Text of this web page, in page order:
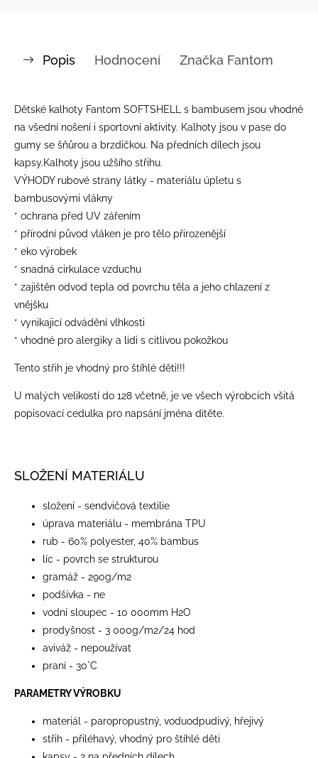
Popis Hodnocení Značka Fantom
Dětské kalhoty Fantom SOFTSHELL s bambusem jsou vhodné
na všední nošení i sportovní aktivity. Kalhoty jsou v pase do
gumy se šňůrou a brzdičkou. Na předních dílech jsou
kapsy.Kalhoty jsou užšího střihu.
VÝHODY rubové strany látky - materiálu úpletu s
bambusovými vlákny
* ochrana před UV zářením
* přírodní původ vláken je pro tělo přirozenější
* eko výrobek
* snadná cirkulace vzduchu
* zajištěn odvod tepla od povrchu těla a jeho chlazení z
vnějšku
* vynikajicí odvádění vlhkosti
* vhodné pro alergiky a lidi s citlivou pokožkou
Tento střih je vhodný pro štíhlé děti!!!
​U malých velikostí do 128 včetně, je ve všech výrobcích všitá
popisovací cedulka pro napsání jména dítěte.
SLOŽENÍ MATERIÁLU
složení - sendvičová textilie
úprava materiálu - membrána TPU
rub - 60% polyester, 40% bambus
líc - povrch se strukturou
gramáž - 290g/m2
podšívka - ne
vodní sloupec - 10 000mm H2O
prodyšnost - 3 000g/m2/24 hod
aviváž - nepoužívat
praní - 30°C
PARAMETRY VÝROBKU
materiál - paropropustný, voduodpudivý, hřejivý
střih - přiléhavý, vhodný pro štíhlé děti